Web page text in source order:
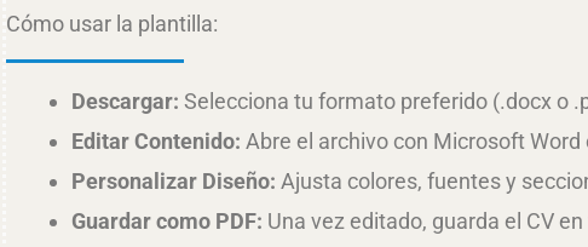
Cómo usar la plantilla:
Descargar: Selecciona tu formato preferido (.docx o
Editar Contenido: Abre el archivo con Microsoft
Personalizar Diseño: Ajusta colores, fuentes y
Guardar como PDF: Una vez editado, guarda el CV